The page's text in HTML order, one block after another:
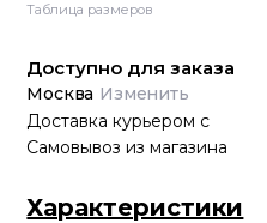
Таблица размеров
Доступно для заказа
Москва Изменить
Доставка курьером с
Самовывоз из магазина
Характеристики